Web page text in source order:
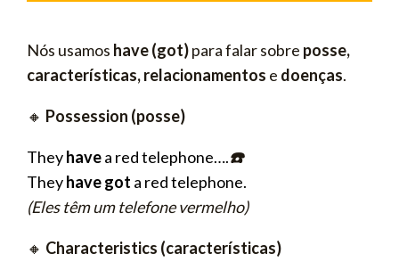
Nós usamos have (got)para falar sobre posse,
características, relacionamentos e doenças.
🔸 Possession (posse)
Theyhavea red telephone….☎️
Theyhave got a red telephone.
(Eles têm um telefone vermelho)
🔸 Characteristics (características)